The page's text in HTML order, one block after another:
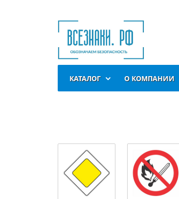
КАТАЛОГ О КОМПАНИИ